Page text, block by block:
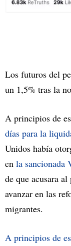
Los futuros del
un 1,5% tras la
A principios de
días para la
Unidos había
en la sancionada
de que acusara
avanzar en las
migrantes.
A principios de